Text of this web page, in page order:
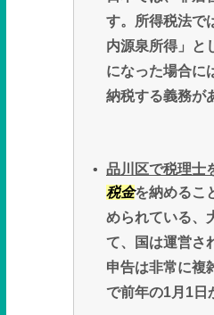
す。所得税法で
内源泉所得」と
になった場合に
納税する義務が
品川区で税理士
税金を納めるこ
められている、
て、国は運営さ
申告は非常に複
で前年の1月1日